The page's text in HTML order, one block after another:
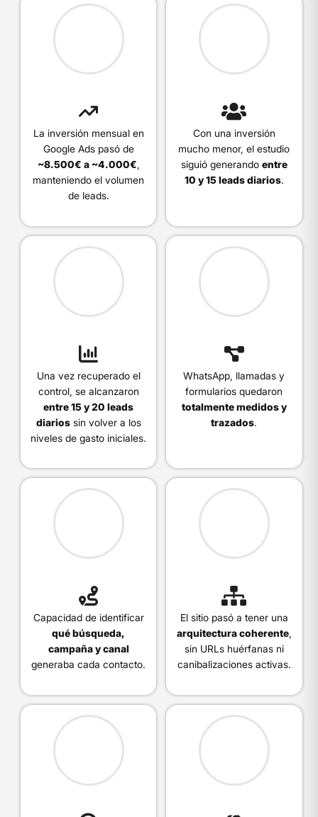
La inversión mensual en
Google Ads pasó de
~8.500€ a ~4.000€
manteniendo el volumen
de leads.
Con una inversión
mucho menor, el estudio
siguió generando entre
10 y 15 leads diarios.
Una vez recuperado el
control, se alcanzaron
entre 15 y 20 leads
diariossin volver a los
niveles de gasto iniciales.
WhatsApp, llamadas y
formularios quedaron
totalmente medidos y
trazados.
Capacidad de identificar
qué búsqueda,
campaña y canal
generaba cada contacto.
El sitio pasó a tener una
arquitectura coherente,
sin URLs huérfanas ni
canibalizaciones activas.